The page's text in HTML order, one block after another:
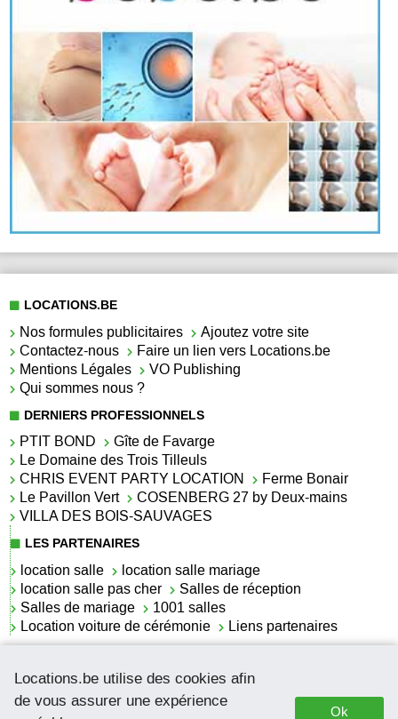
Locations.be utilise des cookies afin
de vous assurer une expérience
Ok
LOCATIONS.BE
Nos formules publicitaires
Ajoutez votre site
Contactez-nous
Faire un lien vers Locations.be
Mentions Légales
VO Publishing
Qui sommes nous ?
DERNIERS PROFESSIONNELS
PTIT BOND
Gîte de Favarge
Le Domaine des Trois Tilleuls
CHRIS EVENT PARTY LOCATION
Ferme Bonair
Le Pavillon Vert
COSENBERG 27 by Deux-mains
VILLA DES BOIS-SAUVAGES
LES PARTENAIRES
location salle
location salle mariage
location salle pas cher
Salles de réception
Salles de mariage
1001 salles
Location voiture de cérémonie
Liens partenaires
La location de lettrage pour mariage
La salle de réception pour mariage en Belgique